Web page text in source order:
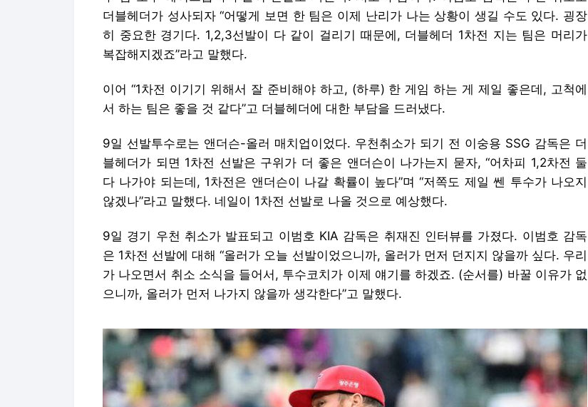
더블헤더가 성사되자 “어떻게 보면 한 팀은 이제 난리가 나는 상황이 생길 수도 있다. 굉장
히 중요한 경기다. 1,2,3선발이 다 같이 걸리기 때문에, 더블헤더 1차전 지는 팀은 머리가
복잡해지겠죠”라고 말했다.
이어 “1차전 이기기 위해서 잘 준비해야 하고, (하루) 한 게임 하는 게 제일 좋은데, 고척에
서 하는 팀은 좋을 것 같다”고 더블헤더에 대한 부담을 드러냈다.
9일 선발투수로는 앤더슨-올러 매치업이었다. 우천취소가 되기 전 이숭용 SSG 감독은 더
블헤더가 되면 1차전 선발은 구위가 더 좋은 앤더슨이 나가는지 묻자, “어차피 1,2차전 둘
다 나가야 되는데, 1차전은 앤더슨이 나갈 확률이 높다”며 “저쪽도 제일 쎈 투수가 나오지
않겠나”라고 말했다. 네일이 1차전 선발로 나올 것으로 예상했다.
9일 경기 우천 취소가 발표되고 이범호 KIA 감독은 취재진 인터뷰를 가졌다. 이범호 감독
은 1차전 선발에 대해 “올러가 오늘 선발이었으니까, 올러가 먼저 던지지 않을까 싶다. 우리
가 나오면서 취소 소식을 들어서, 투수코치가 이제 얘기를 하겠죠. (순서를) 바꿀 이유가 없
으니까, 올러가 먼저 나가지 않을까 생각한다”고 말했다.